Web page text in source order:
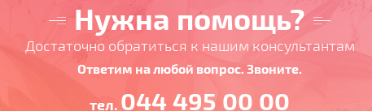
Нужна помощь?
Достаточно обратиться к нашим консультантам
Ответим на любой вопрос. Звоните.
тел. 044 495 00 00